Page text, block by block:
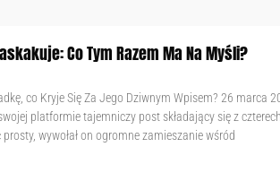
Co Tym Razem Ma Na Myśli?
co Kryje Się Za Jego Dziwnym Wpisem? 26 marca
platformie tajemniczy post składający się z czterech
wywołał on ogromne zamieszanie wśród